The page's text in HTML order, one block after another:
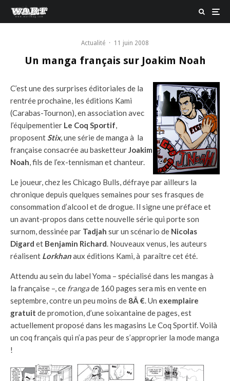
Actualité · 11 juin 2008
Un manga français sur Joakim Noah
C’est une des surprises éditoriales de la
rentrée prochaine, les éditions Kami
(Carabas-Tournon), en association avec
l’équipementier Le Coq Sportif,
proposentStix, une série de manga à la
française consacrée au basketteurJoakim
Noah, fils de l’ex-tennisman et chanteur.
Le joueur, chez les Chicago Bulls, défraye par ailleurs la
chronique depuis quelques semaines pour ses frasques de
consommation d’alcool et de drogue. Il signe une préface et
un avant-propos dans cette nouvelle série qui porte son
surnom, dessinée par Tadjah sur un scénario de Nicolas
Digard et Benjamin Richard. Nouveaux venus, les auteurs
réalisent Lorkhanaux éditions Kami, à paraître cet été.
Attendu au sein du label Yoma – spécialisé dans les mangas à
la française –, ce frangade 160 pages sera mis en vente en
septembre, contre un peu moins de 8Â €. Un exemplaire
gratuit de promotion, d’une soixantaine de pages, est
actuellement proposé dans les magasins Le Coq Sportif. Voilà
un coq français qui n’a pas peur de s’approprier la mode manga
!